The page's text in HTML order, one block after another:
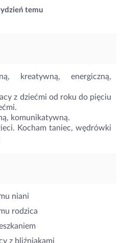
temu
kreatywną, energiczną,
z dziećmi od roku do pięciu
komunikatywną.
Kocham taniec, wędrówki
niani
rodzica
z bliźniakami